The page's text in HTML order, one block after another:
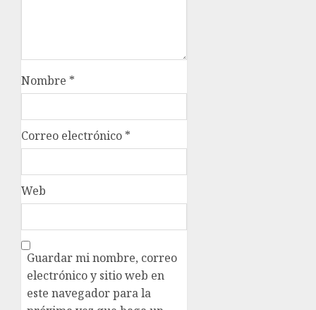
Nombre *
Correo electrónico *
Web
Guardar mi nombre, correo
electrónico y sitio web en
este navegador para la